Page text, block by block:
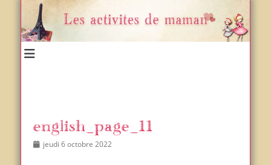
english_page_11
Postedjeudi 6 octobre 2022